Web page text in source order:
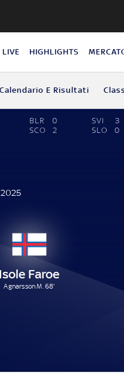
LIVE HIGHLIGHTS
Calendario E Risultati
BLR
0
SCO
2
SVI
3
SLO
0
2025
Isole Faroe
Agnarsson M. 68'